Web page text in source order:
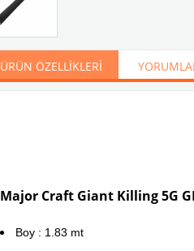
ÜRÜN ÖZELLIKLERI
Major Craft Giant Killing 5G
Boy : 1.83 mt